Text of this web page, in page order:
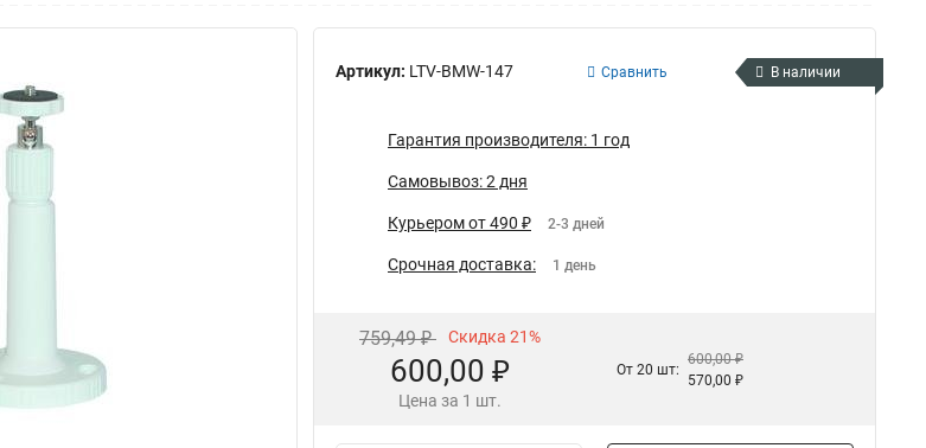
Артикул: LTV-BMW-147 Сравнить В наличии
Гарантия производителя: 1 год
Самовывоз: 2 дня
Курьером от 490 ₽ 2-3 дней
Срочная доставка: 1 день
759,49 ₽ Скидка 21%
600,00 ₽
Цена за 1 шт.
От 20 шт:
600,00 ₽
570,00 ₽